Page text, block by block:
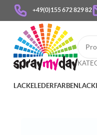
+49(0)155 672 829 82
LACKELEDERFARBEN